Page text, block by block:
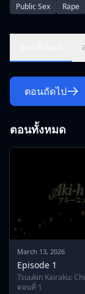
Public Sex
Rape
ตอนถัดไป
ตอนทั้งหมด
March 13, 2026
Episode 1
Tsuukin Kairaku:
ตอนที่ 1